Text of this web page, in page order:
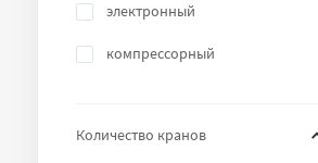
электронный
компрессорный
Количество кранов